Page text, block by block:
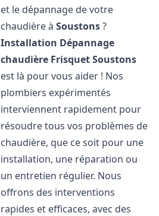
et le dépannage de votre
chaudière àSoustons?
Installation Dépannage
chaudière FrisquetSoustons
est là pour vous aider ! Nos
plombiers expérimentés
interviennent rapidement pour
résoudre tous vos problèmes de
chaudière, que ce soit pour une
installation, une réparation ou
un entretien régulier. Nous
offrons des interventions
rapides et efficaces, avec des